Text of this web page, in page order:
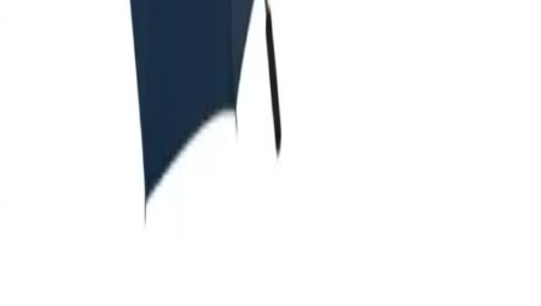
Somos expertos en regalos corporativos y productos
promocionales personalizados. ¡Creamos experiencias